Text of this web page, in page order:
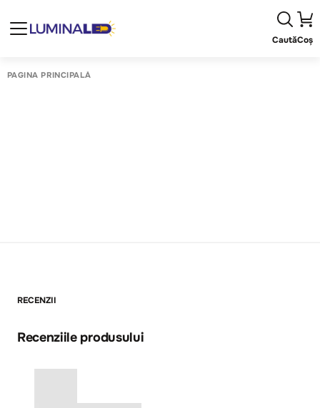
CautăCoș
PAGINA PRINCIPALĂ
RECENZII
Recenziile produsului